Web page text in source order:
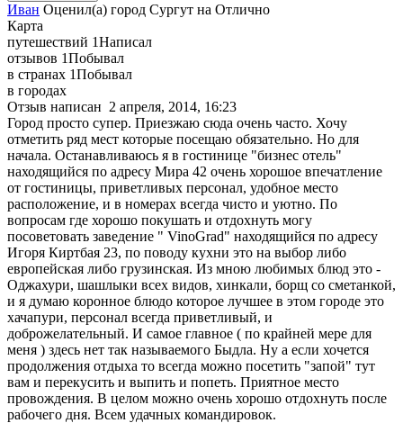
Иван Оценил(а) город Сургут на Отлично
Карта
путешествий 1Написал
отзывов 1Побывал
в странах 1Побывал
в городах
Отзыв написан 2 апреля, 2014, 16:23
Город просто супер. Приезжаю сюда очень часто. Хочу
отметить ряд мест которые посещаю обязательно. Но для
начала. Останавливаюсь я в гостинице "бизнес отель"
находящийся по адресу Мира 42 очень хорошое впечатление
от гостиницы, приветливых персонал, удобное место
расположение, и в номерах всегда чисто и уютно. По
вопросам где хорошо покушать и отдохнуть могу
посоветовать заведение " VinoGrad" находящийся по адресу
Игоря Киртбая 23, по поводу кухни это на выбор либо
европейская либо грузинская. Из мною любимых блюд это -
Оджахури, шашлыки всех видов, хинкали, борщ со сметанкой,
и я думаю коронное блюдо которое лучшее в этом городе это
хачапури, персонал всегда приветливый, и
доброжелательный. И самое главное ( по крайней мере для
меня ) здесь нет так называемого Быдла. Ну а если хочется
продолжения отдыха то всегда можно посетить "запой" тут
вам и перекусить и выпить и попеть. Приятное место
провождения. В целом можно очень хорошо отдохнуть после
рабочего дня. Всем удачных командировок.